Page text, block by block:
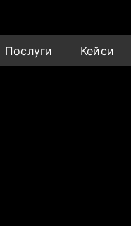
Послуги Кейси